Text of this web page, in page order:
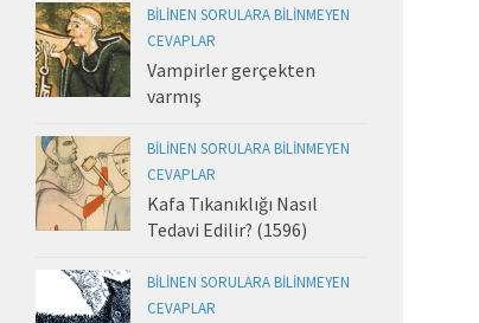
BILINEN SORULARA BILINMEYEN
CEVAPLAR
Vampirler gerçekten
varmış
BILINEN SORULARA BILINMEYEN
CEVAPLAR
Kafa Tıkanıklığı Nasıl
Tedavi Edilir? (1596)
BILINEN SORULARA BILINMEYEN
CEVAPLAR